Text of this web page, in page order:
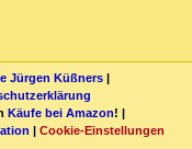
Jürgen Küßners |
Käufe bei Amazon! |
| Cookie-Einstellungen